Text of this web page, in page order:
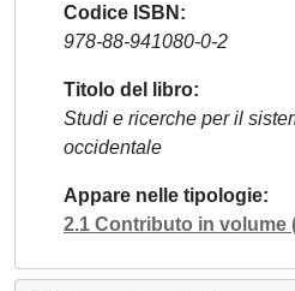
Codice ISBN
978-88-941080-0-2
Titolo del libro
Studi e ricerche per il
occidentale
Appare nelle tipologie
2.1 Contributo in volume